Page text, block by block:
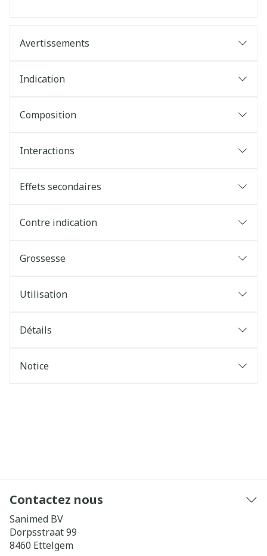
Avertissements
Indication
Composition
Interactions
Effets secondaires
Contre indication
Grossesse
Utilisation
Détails
Notice
Contactez nous
Sanimed BV
Dorpsstraat 99
8460 Ettelgem